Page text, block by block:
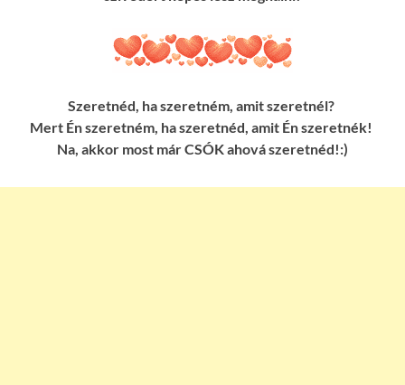
Szeretnéd, ha szeretném, amit szeretnél?
Mert Én szeretném, ha szeretnéd, amit Én szeretnék!
Na, akkor most már CSÓK ahová szeretnéd!:)